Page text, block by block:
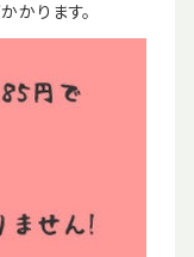
かります。